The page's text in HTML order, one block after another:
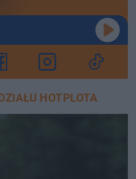
HOTPLOTA